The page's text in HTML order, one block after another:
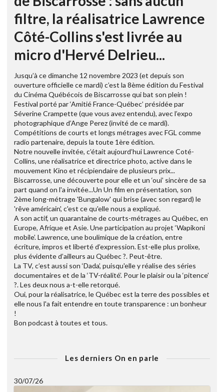
filtre, la réalisatrice Lawrence
Côté-Collins s'est livrée au
micro d'Hervé Delrieu...
Jusqu’à ce dimanche 12 novembre 2023 (et depuis son
ouverture officielle ce mardi) c’est la 8ème édition du Festival
du Cinéma Québécois de Biscarrosse qui bat son plein !
Festival porté par ‘Amitié France-Québec’ présidée par
Séverine Crampette (que vous avez entendu), avec l’expo
photographique d’Ange Perez (invité de ce mardi).
Compétitions de courts et longs métrages avec FGL comme
radio partenaire, depuis la toute 1ère édition.
Notre nouvelle invitée, c’était aujourd’hui Lawrence Coté-
Collins, une réalisatrice et directrice photo, active dans le
mouvement Kino et récipiendaire de plusieurs prix...
Biscarrosse, une découverte pour elle et un ‘oui’ sincère de sa
part quand on l'a invitée...Un Un film en présentation, son
2ème long-métrage 'Bungalow' qui brise (avec son regard) le
'rêve américain', c'est ce qu'elle nous a expliqué.
A son actif, un quarantaine de courts-métrages au Québec, en
Europe, Afrique et Asie. Une participation au projet ‘Wapikoni
mobile’. Lawrence, une boulimique de la création, entre
écriture, impros et liberté d’expression. Est-elle plus prolixe,
plus évidente d’ailleurs au Québec ?. Peut-être.
La TV, c’est aussi son ‘Dada’, puisqu'elle y réalise des séries
documentaires et de la ‘TV-réalité’. Pour le plaisir ou la ‘pitence’
?. Les deux nous a-t-elle retorqué.
Oui, pour la réalisatrice, le Québec est la terre des possibles et
elle nous l'a fait entendre en toute transparence : un bonheur
!
Bon podcast à toutes et tous.
Les derniers On en parle
30/07/26